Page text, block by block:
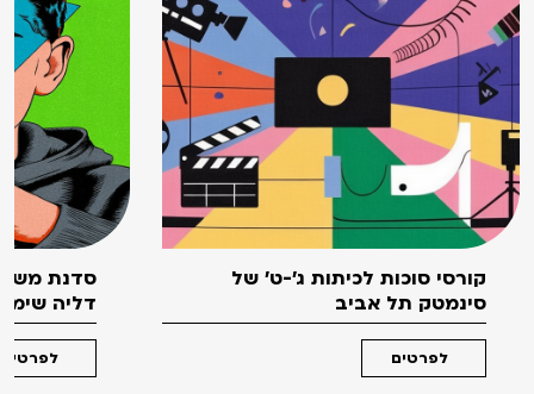
קורסי סוכות לכיתות ג'-ט' של
סינמטק תל אביב
לפרטים
סדנת
דליה
לפרטים